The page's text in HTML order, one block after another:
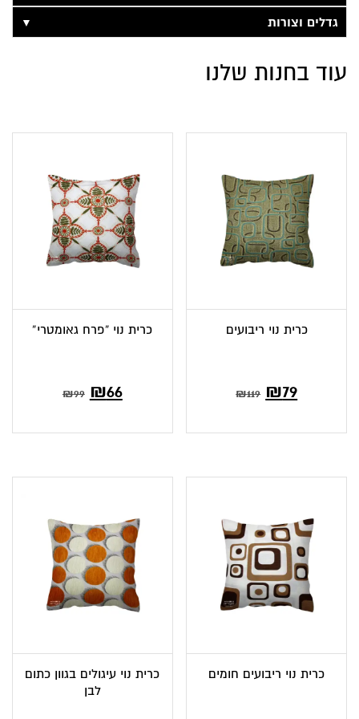
גדלים וצורות ▼
עוד בחנות שלנו
כרית נוי ריבועים
₪119 המחיר
₪119.
₪79המחיר
₪79.
כרית נוי “פרח גאומטרי”
₪99 המחיר
₪99.
₪66המחיר
₪66.
כרית נוי ריבועים חומים
כרית נוי עיגולים בגוון כתום
לבן